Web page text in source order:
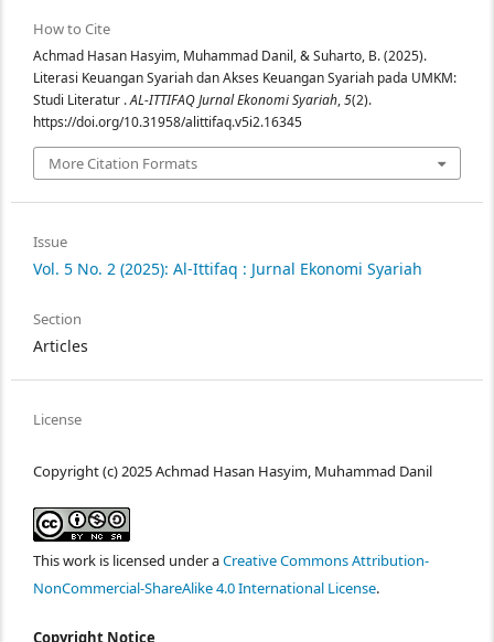
How to Cite
Achmad Hasan Hasyim, Muhammad Danil, & Suharto, B. (2025).
Literasi Keuangan Syariah dan Akses Keuangan Syariah pada UMKM:
Studi Literatur .AL-ITTIFAQ Jurnal Ekonomi Syariah,5(2).
https://doi.org/10.31958/alittifaq.v5i2.16345
More Citation Formats
Issue
Vol. 5 No. 2 (2025): Al-Ittifaq : Jurnal Ekonomi Syariah
Section
Articles
License
Copyright (c) 2025 Achmad Hasan Hasyim, Muhammad Danil
This work is licensed under aCreative Commons Attribution-
NonCommercial-ShareAlike 4.0 International License.
Copyright Notice